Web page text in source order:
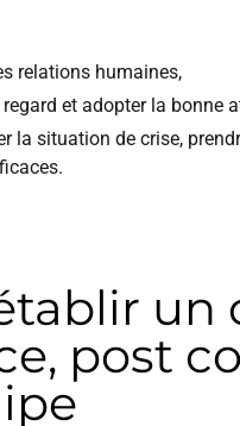
relations humaines,
et adopter la bonne
la situation de crise,
un
post